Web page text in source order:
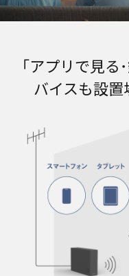
｢アプリで見る
バイスも設